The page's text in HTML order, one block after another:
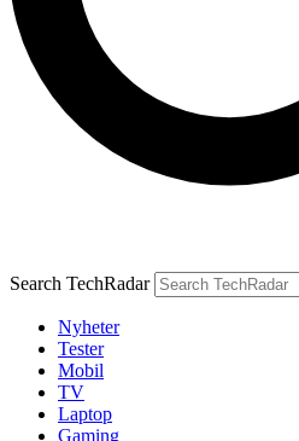
Search TechRadar
Nyheter
Tester
Mobil
TV
Laptop
Gaming